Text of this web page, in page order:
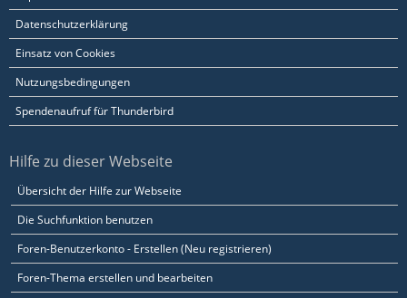
Datenschutzerklärung
Einsatz von Cookies
Nutzungsbedingungen
Spendenaufruf für Thunderbird
Hilfe zu dieser Webseite
Übersicht der Hilfe zur Webseite
Die Suchfunktion benutzen
Foren-Benutzerkonto - Erstellen (Neu registrieren)
Foren-Thema erstellen und bearbeiten